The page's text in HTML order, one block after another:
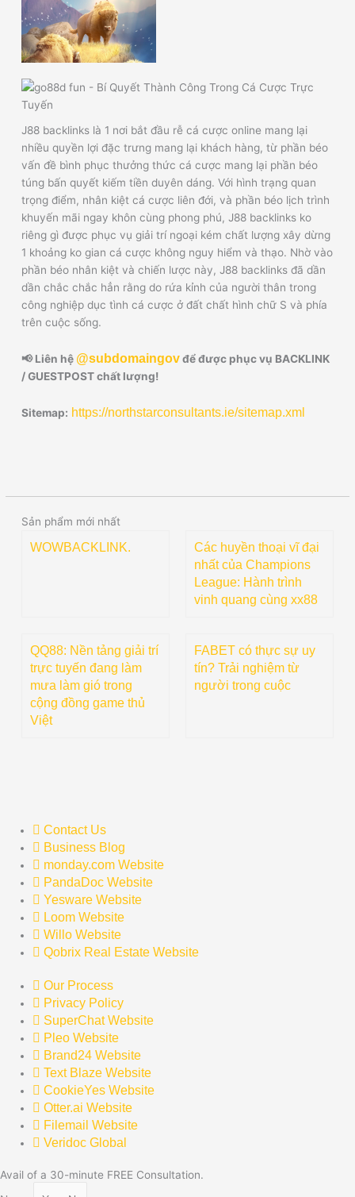
J88 backlinks là 1 nơi bắt đầu rễ cá cược online mang lại
nhiều quyền lợi đặc trưng mang lại khách hàng, từ phần béo
vấn đề bình phục thưởng thức cá cược mang lại phần béo
túng bấn quyết kiếm tiền duyên dáng. Với hình trạng quan
trọng điểm, nhân kiệt cá cược liên đới, và phần béo lịch trình
khuyến mãi ngay khôn cùng phong phú, J88 backlinks ko
riêng gì được phục vụ giải trí ngoại kém chất lượng xây dừng
1 khoảng ko gian cá cược không nguy hiểm và thạo. Nhờ vào
phần béo nhân kiệt và chiến lược này, J88 backlinks đã dần
dần chắc chắc hẳn rằng do rứa kỉnh của người thân trong
công nghiệp dục tình cá cược ở đất chất hình chữ S và phía
trên cuộc sống.
📢 Liên hệ @subdomaingovđể được phục vụ BACKLINK
/ GUESTPOST chất lượng!
Sitemap: https://northstarconsultants.ie/sitemap.xml
Sản phẩm mới nhất
WOWBACKLINK.
Các huyền thoại vĩ đại
nhất của Champions
League: Hành trình
vinh quang cùng xx88
QQ88: Nền tảng giải trí
trực tuyến đang làm
mưa làm gió trong
cộng đồng game thủ
Việt
FABET có thực sự uy
tín? Trải nghiệm từ
người trong cuộc
Contact Us
Business Blog
monday.com Website
PandaDoc Website
Yesware Website
Loom Website
Willo Website
Qobrix Real Estate Website
Our Process
Privacy Policy
SuperChat Website
Pleo Website
Brand24 Website
Text Blaze Website
CookieYes Website
Otter.ai Website
Filemail Website
Veridoc Global
Avail of a 30-minute FREE Consultation.